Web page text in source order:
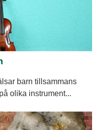
barn tillsammans
olika instrument...